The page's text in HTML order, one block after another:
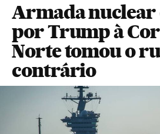
Armada nuclear
por Trump à
Norte tomou o
contrário